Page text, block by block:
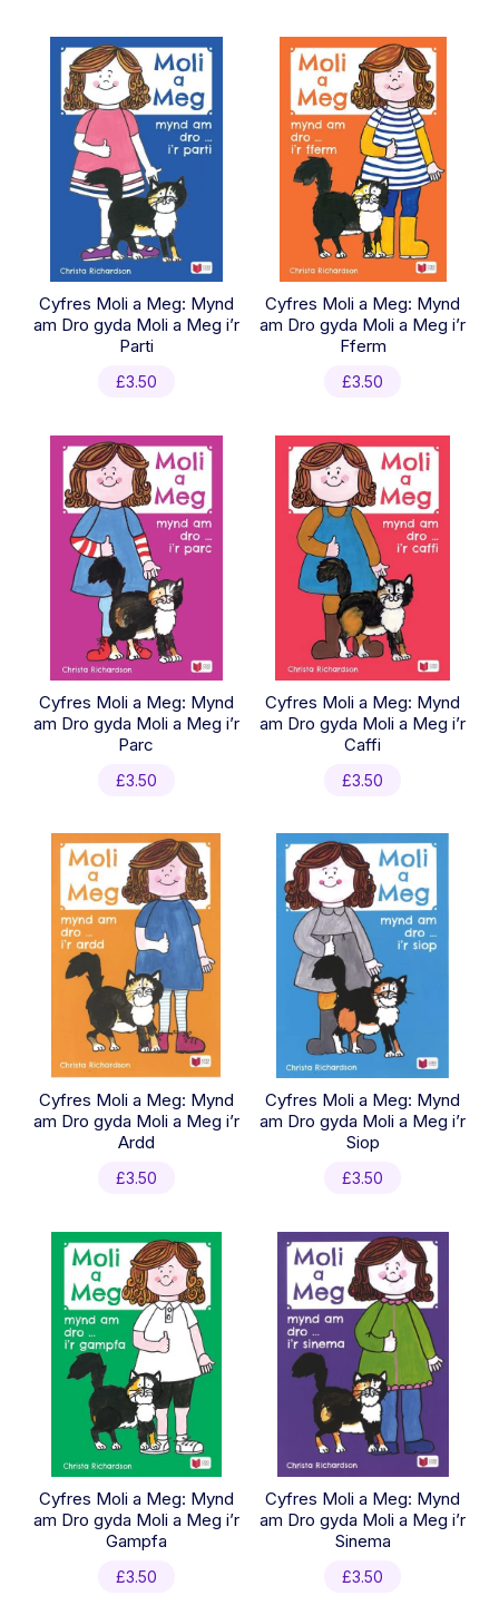
Cyfres Moli a Meg: Mynd
am Dro gyda Moli a Meg i’r
Parti
£3.50
Cyfres Moli a Meg: Mynd
am Dro gyda Moli a Meg i’r
Fferm
£3.50
Cyfres Moli a Meg: Mynd
am Dro gyda Moli a Meg i’r
Parc
£3.50
Cyfres Moli a Meg: Mynd
am Dro gyda Moli a Meg i’r
Caffi
£3.50
Cyfres Moli a Meg: Mynd
am Dro gyda Moli a Meg i’r
Ardd
£3.50
Cyfres Moli a Meg: Mynd
am Dro gyda Moli a Meg i’r
Siop
£3.50
Cyfres Moli a Meg: Mynd
am Dro gyda Moli a Meg i’r
Gampfa
£3.50
Cyfres Moli a Meg: Mynd
am Dro gyda Moli a Meg i’r
Sinema
£3.50